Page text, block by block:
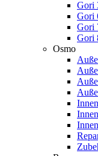
Gori
Gori
Gori
Gori
Osmo